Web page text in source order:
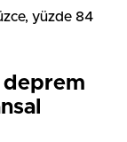
yüzde 84
deprem